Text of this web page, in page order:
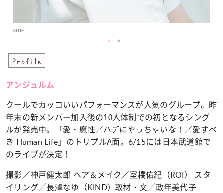
SIDE
Profile
アンジュルム
クールでカッコいいパフォーマンスが人気のグループ。昨
年末の新メンバー加入後の10人体制での初となるシング
ルが発売中。「愛・魔性／ハデにやっちゃいな！／愛すべ
き Human Life」のトリプルA面。6/15には日本武道館で
のライブが決定！
撮影／神戸健太郎 ヘア＆メイク／室橋佑紀（ROI） スタ
イリング／長澤なゆ（KIND）取材・文／政年美代子